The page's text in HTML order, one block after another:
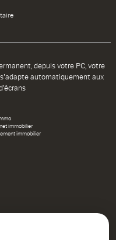
depuis votre PC, votre
automatiquement aux
immobilier
immobilier